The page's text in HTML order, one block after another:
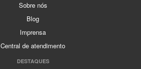
Sobre nós
Blog
Imprensa
Central de atendimento
DESTAQUES